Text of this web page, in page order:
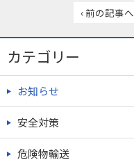
‹ 前の記事へ
カテゴリー
お知らせ
安全対策
危険物輸送